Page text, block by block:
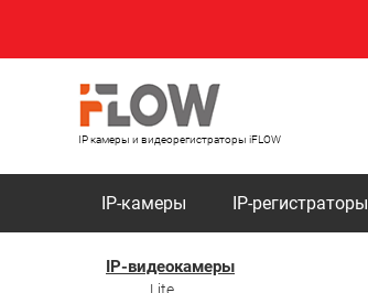
IP камеры и видеорегистраторы iFLOW
IP-камеры IP-регистраторы
IP-видеокамеры